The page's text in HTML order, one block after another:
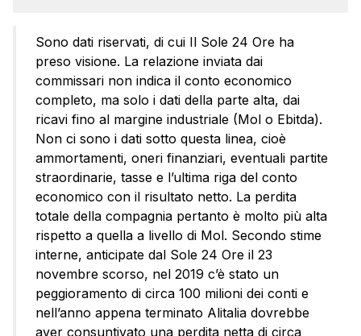
Sono dati riservati, di cui Il Sole 24 Ore ha
preso visione. La relazione inviata dai
commissari non indica il conto economico
completo, ma solo i dati della parte alta, dai
ricavi fino al margine industriale (Mol o Ebitda).
Non ci sono i dati sotto questa linea, cioè
ammortamenti, oneri finanziari, eventuali partite
straordinarie, tasse e l’ultima riga del conto
economico con il risultato netto. La perdita
totale della compagnia pertanto è molto più alta
rispetto a quella a livello di Mol. Secondo stime
interne, anticipate dal Sole 24 Ore il 23
novembre scorso, nel 2019 c’è stato un
peggioramento di circa 100 milioni dei conti e
nell’anno appena terminato Alitalia dovrebbe
aver consuntivato una perdita netta di circa